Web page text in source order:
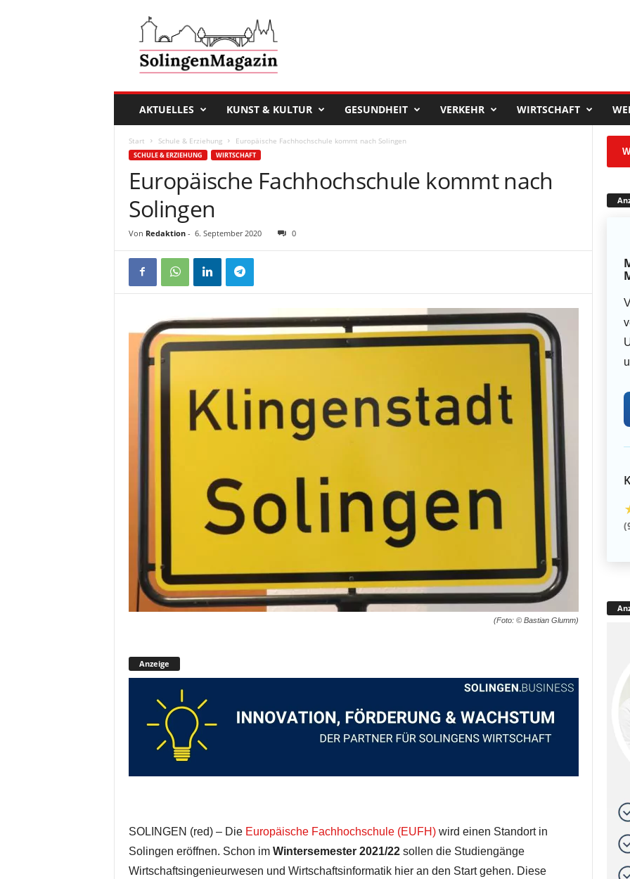
i
AKTUELLES KUNST & KULTUR GESUNDHEIT VERKEHR WIRTSCHAFT
Start Schule & Erziehung Europäische Fachhochschule kommt nach Solingen
SCHULE & ERZIEHUNG WIRTSCHAFT
Europäische Fachhochschule kommt nach
Solingen
Von Redaktion- 6. September 2020 0
(Foto: © Bastian Glumm)
Anzeige
SOLINGEN (red) – Die Europäische Fachhochschule (EUFH)wird einen Standort in
Solingen eröffnen. Schon im Wintersemester 2021/22sollen die Studiengänge
Wirtschaftsingenieurwesen und Wirtschaftsinformatik hier an den Start gehen. Diese